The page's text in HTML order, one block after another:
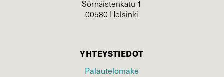
Sörnäistenkatu 1
00580 Helsinki
YHTEYSTIEDOT
Palautelomake